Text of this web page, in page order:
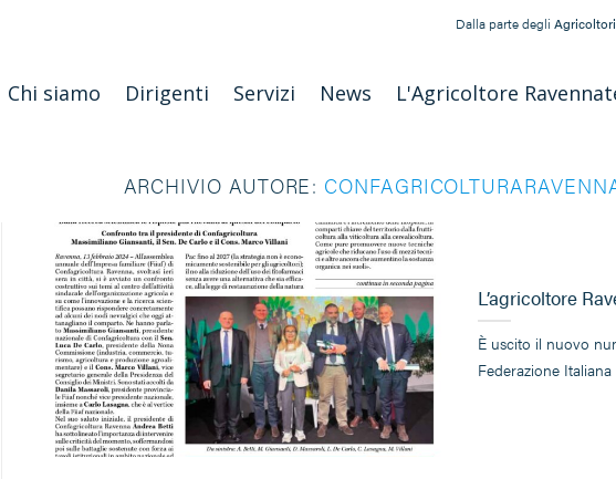
Dalla parte degli Agricoltori
Chi siamo Dirigenti Servizi News L'Agricoltore
ARCHIVIO AUTORE:
L’agricoltore
È uscito il nuovo
Federazione